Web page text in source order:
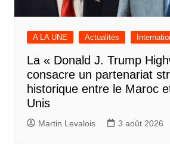
A LA UNE Actualités
La « Donald J. Trump
consacre un partenariat
historique entre le Maroc
Unis
Martin Levalois 3 août 2026